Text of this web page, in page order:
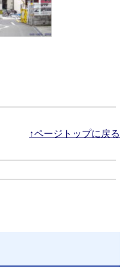
↑ページトップに戻る